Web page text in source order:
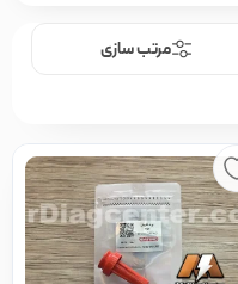
مرتب سازی